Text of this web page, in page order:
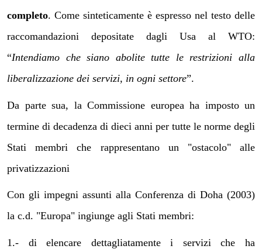
completo. Come sinteticamente è espresso nel testo delle
raccomandazioni depositate dagli Usa al WTO:
“Intendiamo che siano abolite tutte le restrizioni alla
liberalizzazione dei servizi, in ogni settore”.
Da parte sua, la Commissione europea ha imposto un
termine di decadenza di dieci anni per tutte le norme degli
Stati membri che rappresentano un "ostacolo" alle
privatizzazioni
Con gli impegni assunti alla Conferenza di Doha (2003)
la c.d. "Europa" ingiunge agli Stati membri:
1.- di elencare dettagliatamente i servizi che ha